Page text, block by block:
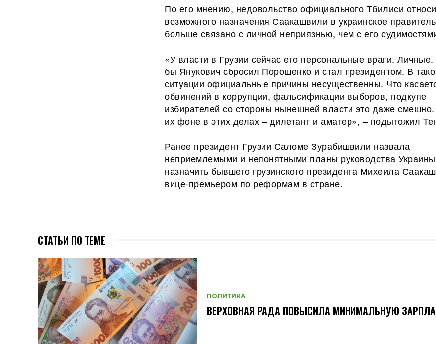
По его мнению, недовольство официального Тбилиси
возможного назначения Саакашвили в украинское
больше связано с личной неприязнью, чем с его
«У власти в Грузии сейчас его персональные враги. Личные.
бы Янукович сбросил Порошенко и стал президентом. В
ситуации официальные причины несущественны. Что
обвинений в коррупции, фальсификации выборов, подкупе
избирателей со стороны нынешней власти это даже
их фоне в этих делах – дилетант и аматер», – подытожил
Ранее президент Грузии Саломе Зурабишвили назвала
неприемлемыми и непонятными планы руководства Украины
назначить бывшего грузинского президента Михеила
вице-премьером по реформам в стране.
СТАТЬИ ПО ТЕМЕ
ПОЛИТИКА
ВЕРХОВНАЯ РАДА ПОВЫСИЛА МИНИМАЛЬНУЮ